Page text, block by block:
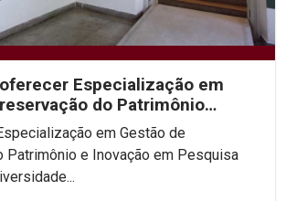
Especialização em
do Patrimônio
em Gestão de
Patrimônio e Inovação em Pesquisa